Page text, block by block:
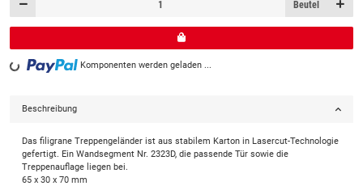
Beutel
Loading... Komponenten werden geladen ...
Beschreibung
Das filigrane Treppengeländer ist aus stabilem Karton in Lasercut-Technologie
gefertigt. Ein Wandsegment Nr. 2323D, die passende Tür sowie die
Treppenauflage liegen bei.
65 x 30 x 70 mm